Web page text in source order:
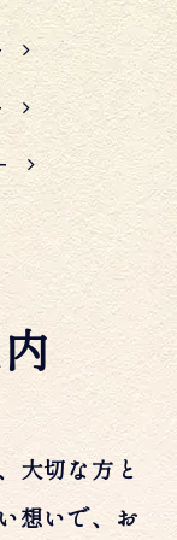
大切な方と
想いで、お